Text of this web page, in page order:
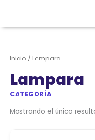
Inicio / Lampara
Lampara
CATEGORÍA
Mostrando el único